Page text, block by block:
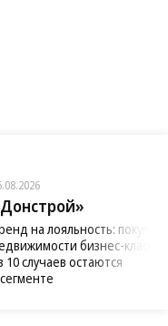
на лояльность:
бизнес-класса
10 случаев остаются